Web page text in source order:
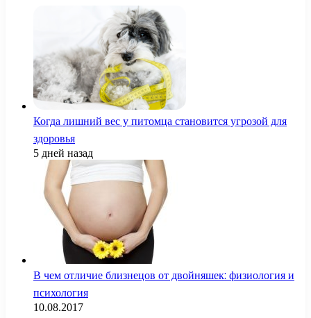
Когда лишний вес у питомца становится угрозой для
здоровья
5 дней назад
В чем отличие близнецов от двойняшек: физиология и
психология
10.08.2017